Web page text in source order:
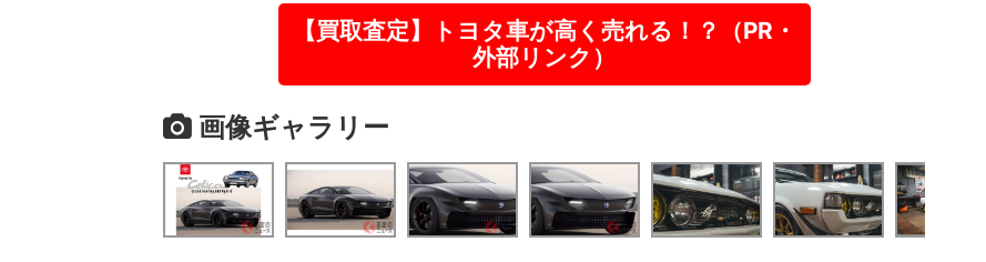
【買取査定】トヨタ車が高く売れる！？（PR・
外部リンク）
画像ギャラリー